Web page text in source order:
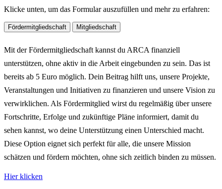
Klicke unten, um das Formular auszufüllen und mehr zu erfahren:
Fördermitgliedschaft Mitgliedschaft
Mit der Fördermitgliedschaft kannst du ARCA finanziell
unterstützen, ohne aktiv in die Arbeit eingebunden zu sein. Das ist
bereits ab 5 Euro möglich. Dein Beitrag hilft uns, unsere Projekte,
Veranstaltungen und Initiativen zu finanzieren und unsere Vision zu
verwirklichen. Als Fördermitglied wirst du regelmäßig über unsere
Fortschritte, Erfolge und zukünftige Pläne informiert, damit du
sehen kannst, wo deine Unterstützung einen Unterschied macht.
Diese Option eignet sich perfekt für alle, die unsere Mission
schätzen und fördern möchten, ohne sich zeitlich binden zu müssen.
Hier klicken